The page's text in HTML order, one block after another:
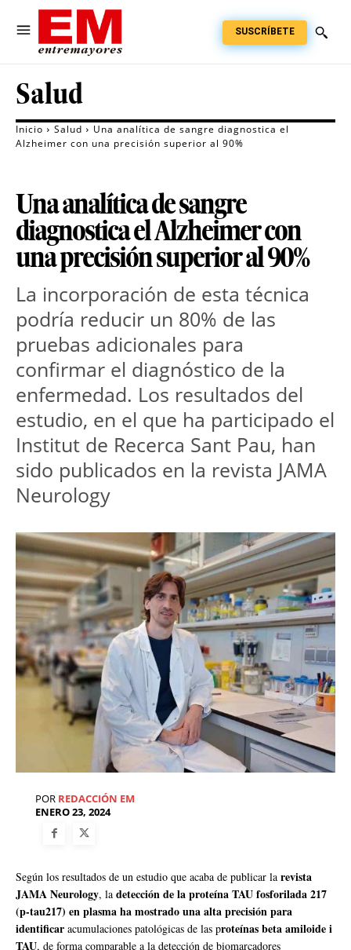
SUSCRÍBETE
Salud
Inicio Salud
Una analítica de sangre diagnostica el
Alzheimer con una precisión superior al 90%
Una analítica de sangre
diagnostica el Alzheimer con
una precisión superior al 90%
La incorporación de esta técnica
podría reducir un 80% de las
pruebas adicionales para
confirmar el diagnóstico de la
enfermedad. Los resultados del
estudio, en el que ha participado el
Institut de Recerca Sant Pau, han
sido publicados en la revista JAMA
Neurology
POR REDACCIÓN EM
ENERO 23, 2024
Según los resultados de un estudio que acaba de publicar la revista
JAMA Neurology, la detección de la proteína TAU fosforilada 217
(p-tau217) en plasma ha mostrado una alta precisiónpara
identificar acumulaciones patológicas de las proteínas beta amiloide i
TAU, de forma comparable a la detección de biomarcadores